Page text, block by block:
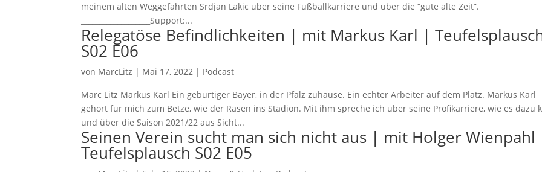
meinem alten Weggefährten Srdjan Lakic über seine Fußballkarriere und über die “gute alte Zeit”.
___________________Support:...
Relegatöse Befindlichkeiten | mit Markus Karl |
S02 E06
von MarcLitz | Mai 17, 2022 | Podcast
Marc Litz Markus Karl Ein gebürtiger Bayer, in der Pfalz zuhause. Ein echter Arbeiter auf dem Platz. Markus Karl
gehört für mich zum Betze, wie der Rasen ins Stadion. Mit ihm spreche ich über seine Profikarriere, wie es dazu
und über die Saison 2021/22 aus Sicht...
Seinen Verein sucht man sich nicht aus | mit Holger Wienpahl
Teufelsplausch S02 E05